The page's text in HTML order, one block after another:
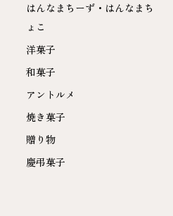
はんなまちーず・はんなまち
ょこ
洋菓子
和菓子
アントルメ
焼き菓子
贈り物
慶弔菓子